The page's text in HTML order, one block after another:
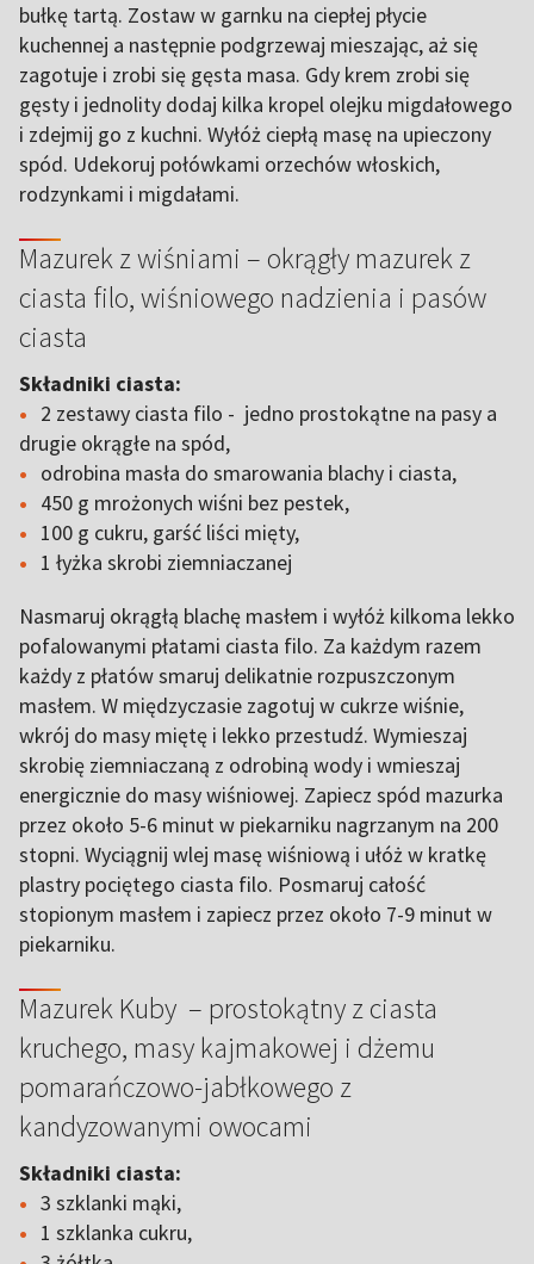
bułkę tartą. Zostaw w garnku na ciepłej płycie
kuchennej a następnie podgrzewaj mieszając, aż się
zagotuje i zrobi się gęsta masa. Gdy krem zrobi się
gęsty i jednolity dodaj kilka kropel olejku migdałowego
i zdejmij go z kuchni. Wyłóż ciepłą masę na upieczony
spód. Udekoruj połówkami orzechów włoskich,
rodzynkami i migdałami.
Mazurek z wiśniami – okrągły mazurek z
ciasta filo, wiśniowego nadzienia i pasów
ciasta
Składniki ciasta:
2 zestawy ciasta filo - jedno prostokątne na pasy a
drugie okrągłe na spód,
odrobina masła do smarowania blachy i ciasta,
450 g mrożonych wiśni bez pestek,
100 g cukru, garść liści mięty,
1 łyżka skrobi ziemniaczanej
Nasmaruj okrągłą blachę masłem i wyłóż kilkoma lekko
pofalowanymi płatami ciasta filo. Za każdym razem
każdy z płatów smaruj delikatnie rozpuszczonym
masłem. W międzyczasie zagotuj w cukrze wiśnie,
wkrój do masy miętę i lekko przestudź. Wymieszaj
skrobię ziemniaczaną z odrobiną wody i wmieszaj
energicznie do masy wiśniowej. Zapiecz spód mazurka
przez około 5-6 minut w piekarniku nagrzanym na 200
stopni. Wyciągnij wlej masę wiśniową i ułóż w kratkę
plastry pociętego ciasta filo. Posmaruj całość
stopionym masłem i zapiecz przez około 7-9 minut w
piekarniku.
Mazurek Kuby – prostokątny z ciasta
kruchego, masy kajmakowej i dżemu
pomarańczowo-jabłkowego z
kandyzowanymi owocami
Składniki ciasta:
3 szklanki mąki,
1 szklanka cukru,